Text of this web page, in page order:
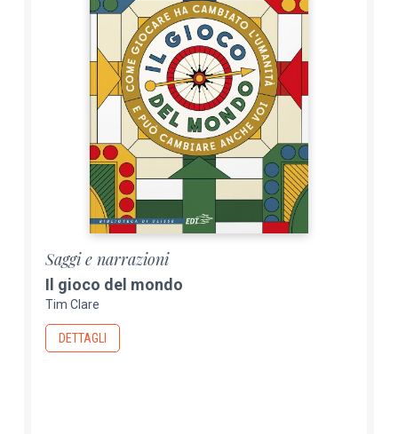
Saggi e narrazioni
Il gioco del mondo
Tim Clare
DETTAGLI